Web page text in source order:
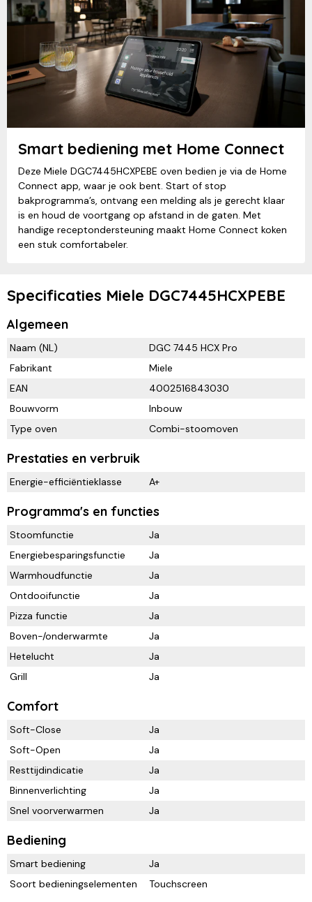
Smart bediening met Home Connect
Deze Miele DGC7445HCXPEBE oven bedien je via de Home
Connect app, waar je ook bent. Start of stop
bakprogramma’s, ontvang een melding als je gerecht klaar
is en houd de voortgang op afstand in de gaten. Met
handige receptondersteuning maakt Home Connect koken
een stuk comfortabeler.
Specificaties Miele DGC7445HCXPEBE
Algemeen
Naam (NL)
DGC 7445 HCX Pro
Fabrikant
Miele
EAN
4002516843030
Bouwvorm
Inbouw
Type oven
Combi-stoomoven
Prestaties en verbruik
Energie-efficiëntieklasse A+
Programma's en functies
Stoomfunctie
Ja
Energiebesparingsfunctie
Ja
Warmhoudfunctie
Ja
Ontdooifunctie
Ja
Pizza functie
Ja
Boven-/onderwarmte
Ja
Hetelucht
Ja
Grill
Ja
Comfort
Soft-Close
Ja
Soft-Open
Ja
Resttijdindicatie
Ja
Binnenverlichting
Ja
Snel voorverwarmen
Ja
Bediening
Smart bediening
Ja
Soort bedieningselementen
Touchscreen